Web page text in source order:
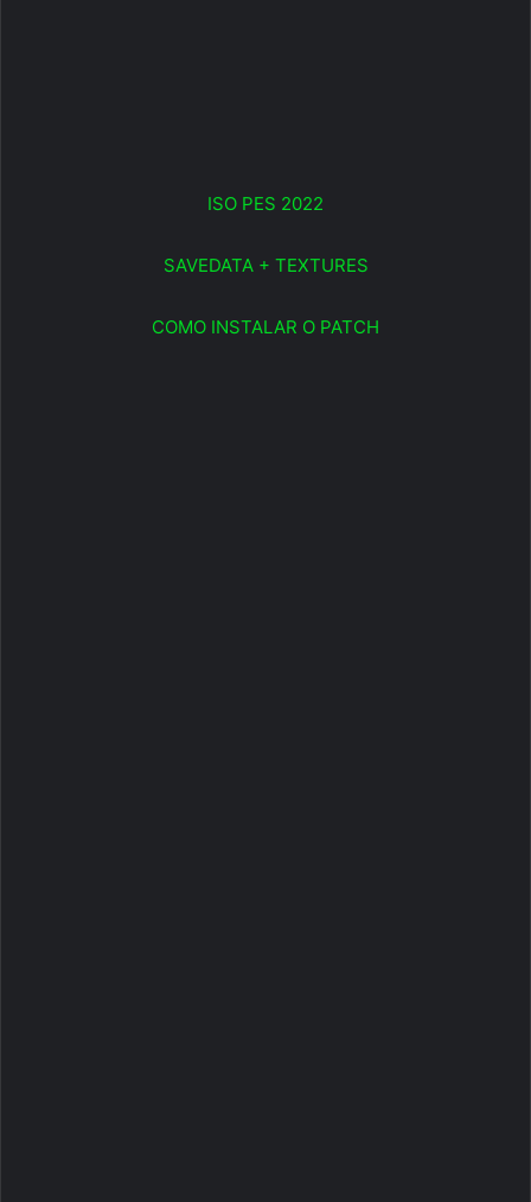
ISO PES 2022
SAVEDATA + TEXTURES
COMO INSTALAR O PATCH